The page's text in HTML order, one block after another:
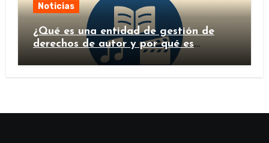
Noticias
¿Qué es una entidad de gestión de
derechos de autor y por qué es
importante?